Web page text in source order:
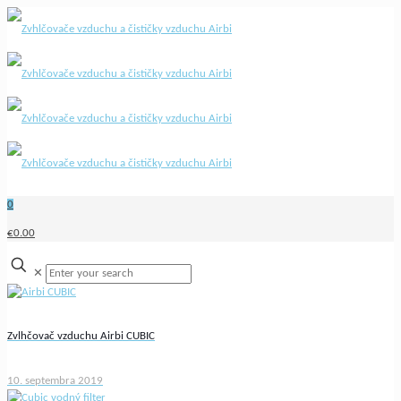
0
€0.00
✕
Zvlhčovač vzduchu Airbi CUBIC
10. septembra 2019